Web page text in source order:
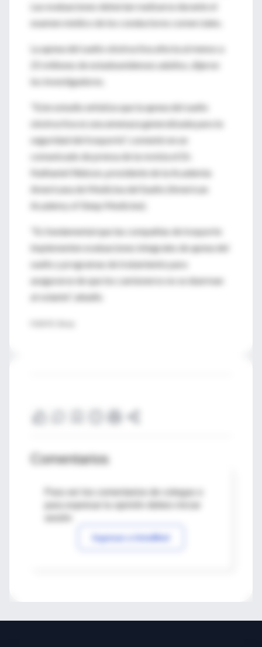
Las evaluaciones deberían realizarse durante el
examen médico de los conductores comerciales.
La apnea del sueño obstructiva afecta al menos a
25 millones de estadounidenses adultos, dijeron
los investigadores.
"Este estudio enfatiza que la apnea del sueño
obstructiva es una amenaza generalizada para la
seguridad del trasporte", comentó en un
comunicado de prensa de la revista el Dr.
Nathaniel Watson, presidente de la Academia
Americana de Medicina del Sueño (American
Academy of Sleep Medicine).
"Es fundamental que las compañías de trasporte
implementen evaluaciones integrales de apnea del
sueño y programas de tratamiento para
asegurarse de que los camioneros no se duerman
al volante", añadió.
Comentarios
Para ver los comentarios de colegas o
Ingresar a IntraMed